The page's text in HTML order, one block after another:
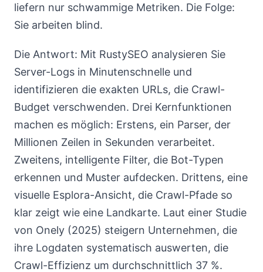
liefern nur schwammige Metriken. Die Folge:
Sie arbeiten blind.
Die Antwort: Mit RustySEO analysieren Sie
Server-Logs in Minutenschnelle und
identifizieren die exakten URLs, die Crawl-
Budget verschwenden. Drei Kernfunktionen
machen es möglich: Erstens, ein Parser, der
Millionen Zeilen in Sekunden verarbeitet.
Zweitens, intelligente Filter, die Bot-Typen
erkennen und Muster aufdecken. Drittens, eine
visuelle Esplora-Ansicht, die Crawl-Pfade so
klar zeigt wie eine Landkarte. Laut einer Studie
von Onely (2025) steigern Unternehmen, die
ihre Logdaten systematisch auswerten, die
Crawl-Effizienz um durchschnittlich 37 %.